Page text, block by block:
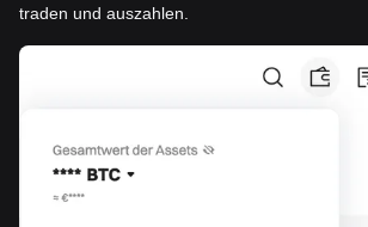
traden und auszahlen.